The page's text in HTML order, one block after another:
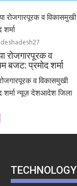
deshadesh27
रोजगारपूरक व
बजट: प्रमोद शर्मा
व विकासमुखी
शर्मा न्यूज़ देशआदेश जिला
TECHNOLOGY